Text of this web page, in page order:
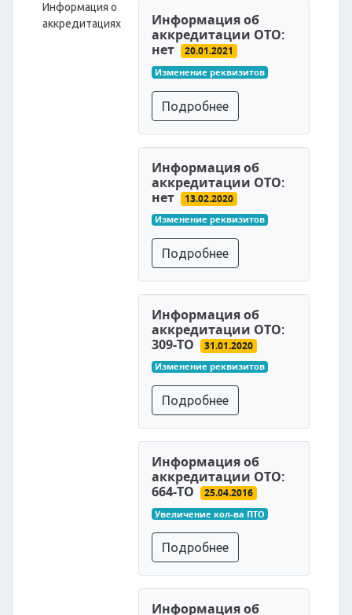
Информация о
аккредитациях
Информация об
аккредитации ОТО:
нет
20.01.2021
Изменение реквизитов
Подробнее
Информация об
аккредитации ОТО:
нет
13.02.2020
Изменение реквизитов
Подробнее
Информация об
аккредитации ОТО:
309-ТО
31.01.2020
Изменение реквизитов
Подробнее
Информация об
аккредитации ОТО:
664-ТО
25.04.2016
Увеличение кол-ва ПТО
Подробнее
Информация об